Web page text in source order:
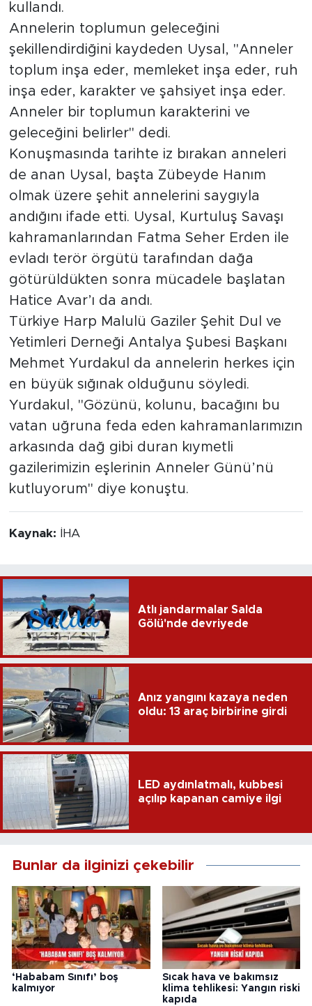
kullandı.
Annelerin toplumun geleceğini
şekillendirdiğini kaydeden Uysal, "Anneler
toplum inşa eder, memleket inşa eder, ruh
inşa eder, karakter ve şahsiyet inşa eder.
Anneler bir toplumun karakterini ve
geleceğini belirler" dedi.
Konuşmasında tarihte iz bırakan anneleri
de anan Uysal, başta Zübeyde Hanım
olmak üzere şehit annelerini saygıyla
andığını ifade etti. Uysal, Kurtuluş Savaşı
kahramanlarından Fatma Seher Erden ile
evladı terör örgütü tarafından dağa
götürüldükten sonra mücadele başlatan
Hatice Avar’ı da andı.
Türkiye Harp Malulü Gaziler Şehit Dul ve
Yetimleri Derneği Antalya Şubesi Başkanı
Mehmet Yurdakul da annelerin herkes için
en büyük sığınak olduğunu söyledi.
Yurdakul, "Gözünü, kolunu, bacağını bu
vatan uğruna feda eden kahramanlarımızın
arkasında dağ gibi duran kıymetli
gazilerimizin eşlerinin Anneler Günü’nü
kutluyorum" diye konuştu.
Kaynak: İHA
Atlı jandarmalar Salda
Gölü'nde devriyede
Anız yangını kazaya neden
oldu: 13 araç birbirine girdi
LED aydınlatmalı, kubbesi
açılıp kapanan camiye ilgi
Bunlar da ilginizi çekebilir
‘Hababam Sınıfı’ boş
kalmıyor
Sıcak hava ve bakımsız
klima tehlikesi: Yangın riski
kapıda